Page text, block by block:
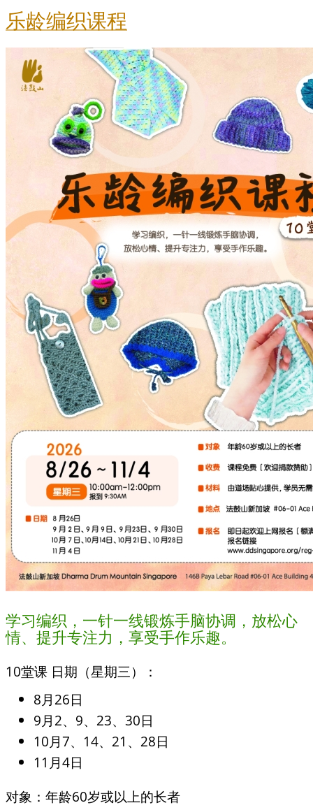
乐龄编织课程
学习编织，一针一线锻炼手脑协调，放松心
情、提升专注力，享受手作乐趣。
10堂课 日期（星期三）：
8月26日
9月2、9、23、30日
10月7、14、21、28日
11月4日
对象：年龄60岁或以上的长者